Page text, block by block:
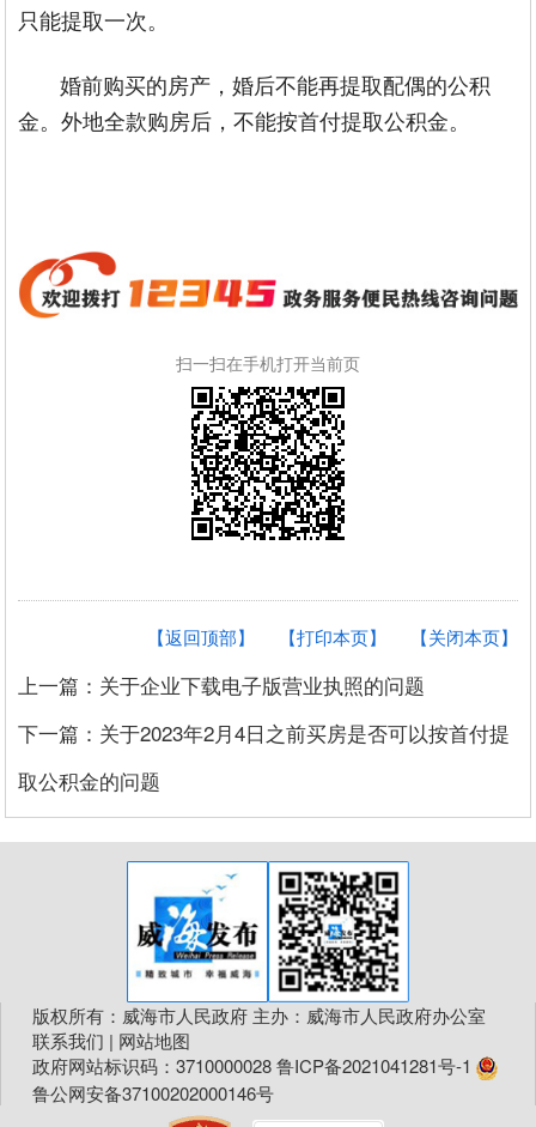
只能提取一次。
婚前购买的房产，婚后不能再提取配偶的公积
金。外地全款购房后，不能按首付提取公积金。
扫一扫在手机打开当前页
【关闭本页】
【打印本页】
【返回顶部】
上一篇：关于企业下载电子版营业执照的问题
下一篇：关于2023年2月4日之前买房是否可以按首付提
取公积金的问题
版权所有：威海市人民政府 主办：威海市人民政府办公室
联系我们 | 网站地图
政府网站标识码：3710000028鲁ICP备2021041281号-1
鲁公网安备37100202000146号